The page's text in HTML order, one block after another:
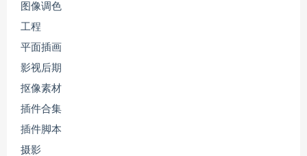
图像调色
工程
平面插画
影视后期
抠像素材
插件合集
插件脚本
摄影